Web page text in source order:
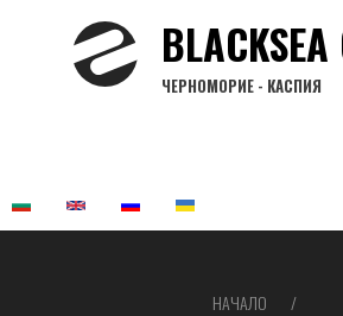
ЧЕРНОМОРИЕ - КАСПИЯ
НАЧАЛО